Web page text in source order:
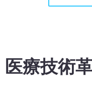
さらに見る
医療技術